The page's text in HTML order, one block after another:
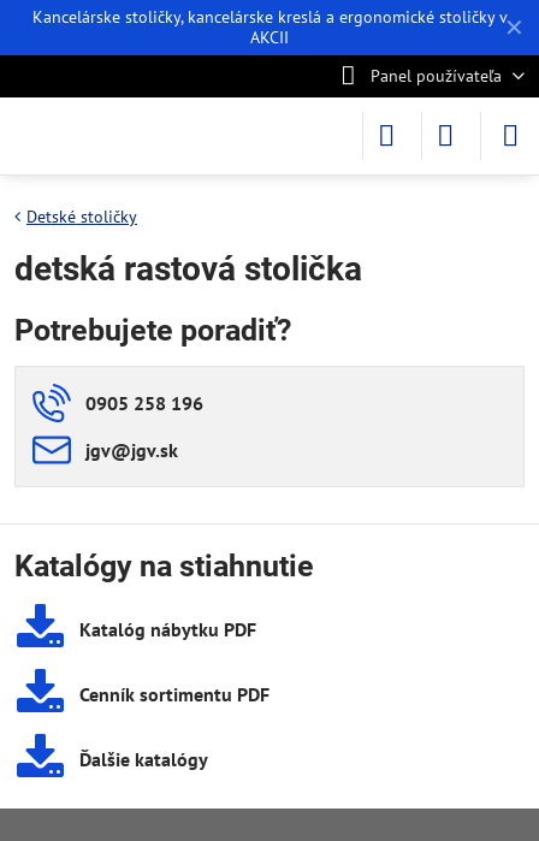
✕
Kancelárske stoličky, kancelárske kreslá a ergonomické stoličky v
AKCII
Panel používateľa
Detské stoličky
detská rastová stolička
Potrebujete poradiť?
0905 258 196
jgv​@jgv​.sk
Katalógy na stiahnutie
Katalóg nábytku PDF
Cenník sortimentu PDF
Ďalšie katalógy